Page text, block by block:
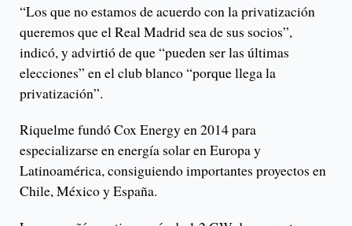
“Los que no estamos de acuerdo con la privatización
queremos que el Real Madrid sea de sus socios”,
indicó, y advirtió de que “pueden ser las últimas
elecciones” en el club blanco “porque llega la
privatización”.
Riquelme fundó Cox Energy en 2014 para
especializarse en energía solar en Europa y
Latinoamérica, consiguiendo importantes proyectos en
Chile, México y España.